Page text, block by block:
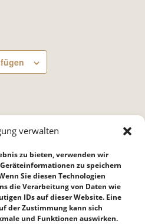
verwalten
zu bieten, verwenden wir
zu speichern
Sie diesen Technologien
die Verarbeitung von Daten wie
IDs auf dieser Website. Eine
der Zustimmung kann sich
und Funktionen auswirken.
Kinderstunde